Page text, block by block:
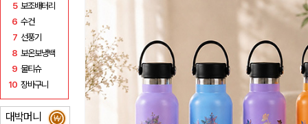
5 보조배터리
6 수건
7 선풍기
8 보온보냉백
9 물티슈
10 장바구니
대박머니 ₩